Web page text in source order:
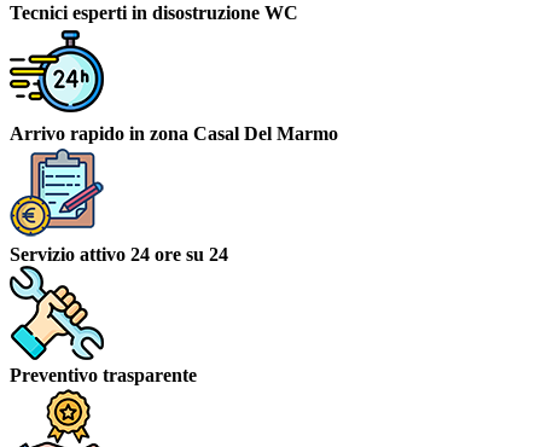
Tecnici esperti in disostruzione WC
Arrivo rapido in zona Casal Del Marmo
Servizio attivo 24 ore su 24
Preventivo trasparente